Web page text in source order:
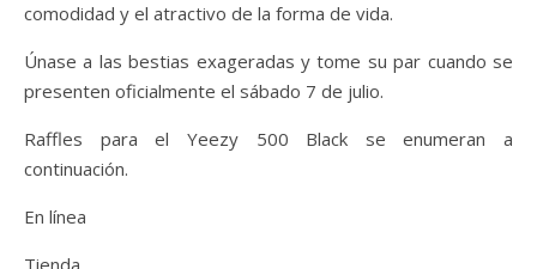
comodidad y el atractivo de la forma de vida.
Únase a las bestias exageradas y tome su par cuando se
presenten oficialmente el sábado 7 de julio.
Raffles para el Yeezy 500 Black se enumeran a
continuación.
En línea
Tienda